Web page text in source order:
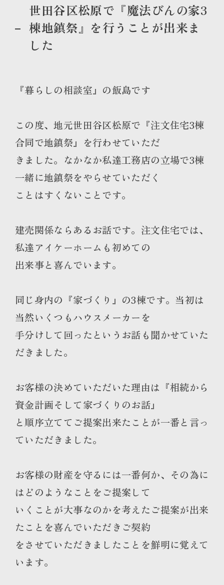
世田谷区松原で『魔法びんの家3
棟地鎮祭』を行うことが出来ま
した
『暮らしの相談室』の飯島です
この度、地元世田谷区松原で『注文住宅3棟
合同で地鎮祭』を行わせていただ
きました。なかなか私達工務店の立場で3棟
一緒に地鎮祭をやらせていただく
ことはすくないことです。
建売関係ならあるお話です。注文住宅では、
私達アイケーホームも初めての
出来事と喜んでいます。
同じ身内の『家づくり』の3棟です。当初は
当然いくつもハウスメーカーを
手分けして回ったというお話も聞かせていた
だきました。
お客様の決めていただいた理由は『相続から
資金計画そして家づくりのお話』
と順序立ててご提案出来たことが一番と言っ
ていただきました。
お客様の財産を守るには一番何か、その為に
はどのようなことをご提案して
いくことが大事なのかを考えたご提案が出来
たことを喜んでいただきご契約
をさせていただきましたことを鮮明に覚えて
います。